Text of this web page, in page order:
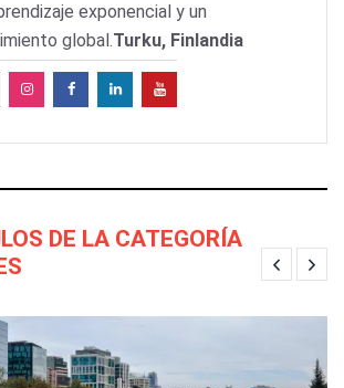
exponencial y un
global.Turku, Finlandia
DE LA CATEGORÍA